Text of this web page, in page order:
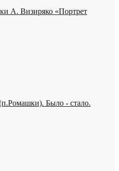
А. Визиряко «Портрет
Было - стало.